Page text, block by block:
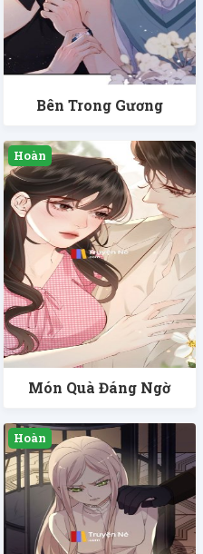
Bên Trong Gương
Món Quà Đáng Ngờ